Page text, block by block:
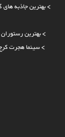
>بهترین جاذبه‌
>بهترین
>سینما هجرت